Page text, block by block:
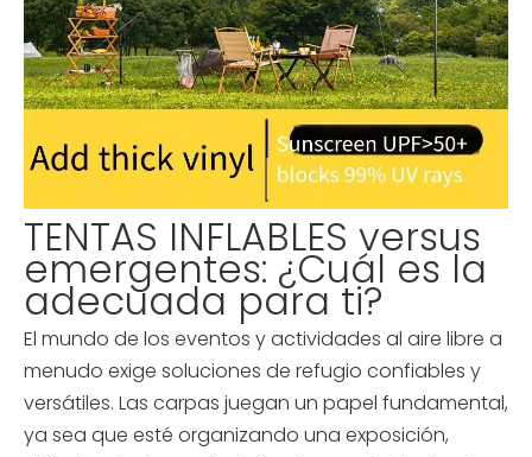
TENTAS INFLABLES versus
emergentes: ¿Cuál es la
adecuada para ti?
El mundo de los eventos y actividades al aire libre a
menudo exige soluciones de refugio confiables y
versátiles. Las carpas juegan un papel fundamental,
ya sea que esté organizando una exposición,